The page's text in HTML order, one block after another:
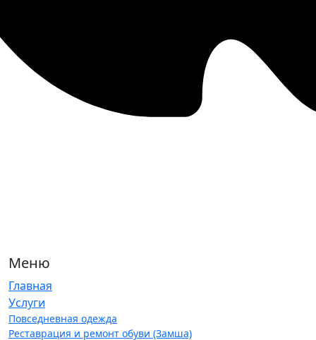
Меню
Главная
Услуги
Повседневная одежда
Реставрация и ремонт обуви (Замша)